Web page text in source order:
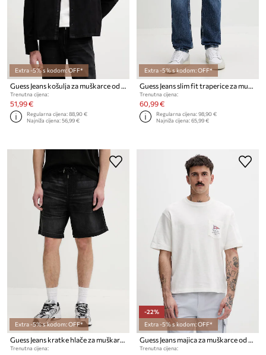
Extra -5% s kodom: OFF*
Trenutna cijena:
51,99 €
Regularna cijena:88,90 €
Najniža cijena:56,99 €
Extra -5% s kodom: OFF*
Trenutna cijena:
60,99 €
Regularna cijena:98,90 €
Najniža cijena:65,99 €
Extra -5% s kodom: OFF*
Guess Jeans kratke hlače za muškarce
Trenutna cijena:
-22%
Extra -5% s kodom: OFF*
Guess Jeans majica za muškarce od pamuka
Trenutna cijena: